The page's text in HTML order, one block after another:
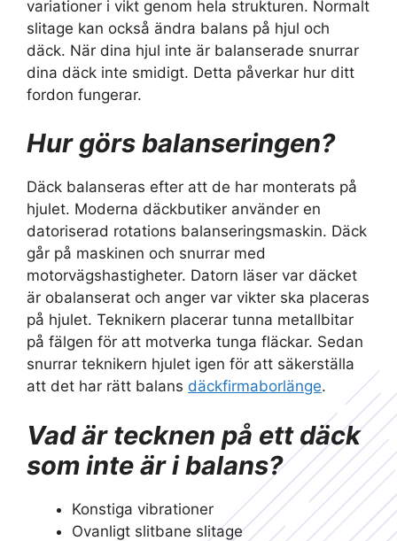
variationer i vikt genom hela strukturen. Normalt
slitage kan också ändra balans på hjul och
däck. När dina hjul inte är balanserade snurrar
dina däck inte smidigt. Detta påverkar hur ditt
fordon fungerar.
Hur görs balanseringen?
Däck balanseras efter att de har monterats på
hjulet. Moderna däckbutiker använder en
datoriserad rotations balanseringsmaskin. Däck
går på maskinen och snurrar med
motorvägshastigheter. Datorn läser var däcket
är obalanserat och anger var vikter ska placeras
på hjulet. Teknikern placerar tunna metallbitar
på fälgen för att motverka tunga fläckar. Sedan
snurrar teknikern hjulet igen för att säkerställa
att det har rätt balans däckfirmaborlänge.
Vad är tecknen på ett däck
som inte är i balans?
Konstiga vibrationer
Ovanligt slitbane slitage